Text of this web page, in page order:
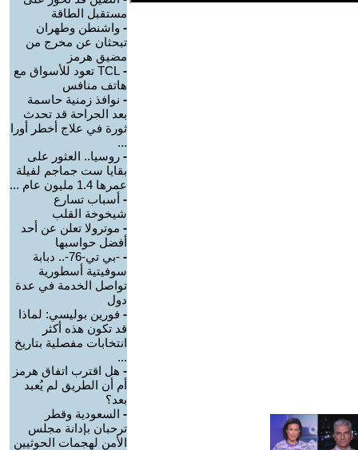
مستقبل الطاقة
- واشنطن وطهران
تبحثان عن مخرج من
مضيق هرمز
-
TCL تعود للأسواق مع
هاتف منافس
- نوافذ زمنية حاسمة
بعد الجراحة قد تحدث
ثورة في علاج أخطر أورا
...
- روسيا.. العثور على
بقايا ست جماجم لفيلة
عمرها 1.4 مليون عام ...
- أسباب تسارع
شيخوخة القلب
- موترولا تعلن عن أحد
أفضل حواسبها
-
-بي تي-76-.. دبابة
سوفيتية أسطورية
تواصل الخدمة في عدة
دول
- فورين بوليسي: لماذا
قد تكون هذه أكثر
انتخابات مفصلية بتاريخ
...
- هل اقترب اتفاق هرمز
أم أن الطريق لم يُعبد
بعد؟
- السعودية وقطر
ترحبان بإدانة مجلس
الأمن لهجمات الحوثيين